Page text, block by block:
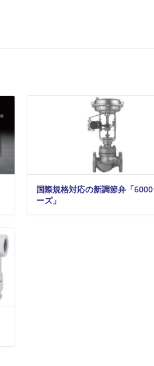
国際規格対応の新調節弁「6000
ーズ」